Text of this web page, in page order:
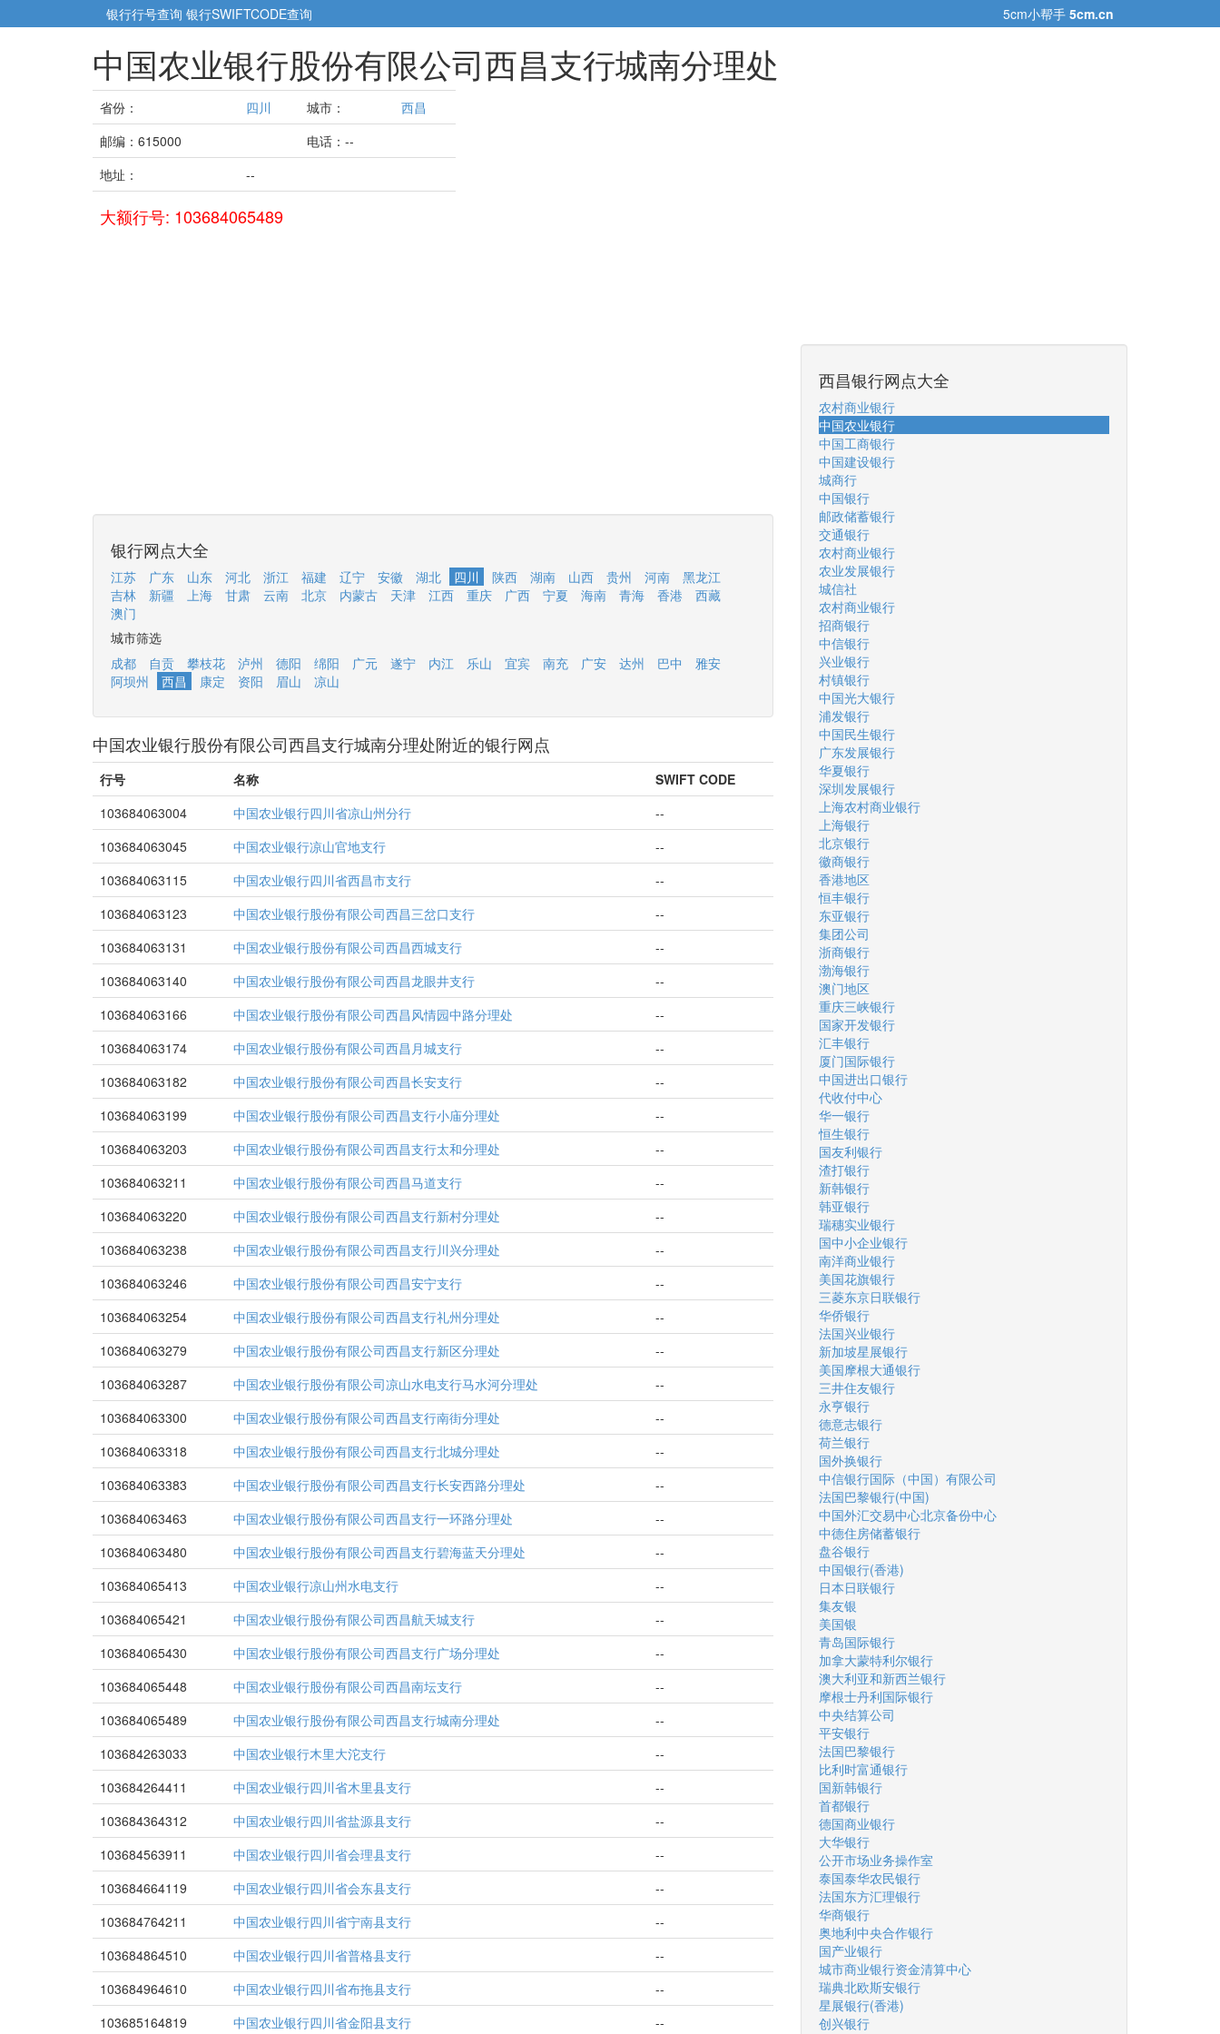
银行行号查询 银行SWIFTCODE查询 5cm小帮手 5cm.cn
中国农业银行股份有限公司西昌支行城南分理处
省份： 四川 城市：
西昌
邮编：615000
电话：--
地址：
--
大额行号: 103684065489
银行网点大全
江苏 广东 山东 河北 浙江 福建 辽宁 安徽 湖北 四川 陕西 湖南 山西 贵州 河南
黑龙江
吉林
新疆 上海 甘肃 云南 北京 内蒙古 天津 江西 重庆 广西 宁夏 海南 青海 香港
西藏
澳门
城市筛选
成都
自贡 攀枝花 泸州 德阳 绵阳 广元 遂宁 内江 乐山 宜宾 南充 广安 达州 巴中
雅安
阿坝州
西昌 康定 资阳 眉山 凉山
中国农业银行股份有限公司西昌支行城南分理处附近的银行网点
行号 名称
SWIFT CODE
103684063004
中国农业银行四川省凉山州分行
--
103684063045
中国农业银行凉山官地支行
--
103684063115
中国农业银行四川省西昌市支行
--
103684063123
中国农业银行股份有限公司西昌三岔口支行
--
103684063131
中国农业银行股份有限公司西昌西城支行
--
103684063140
中国农业银行股份有限公司西昌龙眼井支行
--
103684063166
中国农业银行股份有限公司西昌风情园中路分理处
--
103684063174
中国农业银行股份有限公司西昌月城支行
--
103684063182
中国农业银行股份有限公司西昌长安支行
--
103684063199
中国农业银行股份有限公司西昌支行小庙分理处
--
103684063203
中国农业银行股份有限公司西昌支行太和分理处
--
103684063211
中国农业银行股份有限公司西昌马道支行
--
103684063220
中国农业银行股份有限公司西昌支行新村分理处
--
103684063238
中国农业银行股份有限公司西昌支行川兴分理处
--
103684063246
中国农业银行股份有限公司西昌安宁支行
--
103684063254
中国农业银行股份有限公司西昌支行礼州分理处
--
103684063279
中国农业银行股份有限公司西昌支行新区分理处
--
103684063287
中国农业银行股份有限公司凉山水电支行马水河分理处
--
103684063300
中国农业银行股份有限公司西昌支行南街分理处
--
103684063318
中国农业银行股份有限公司西昌支行北城分理处
--
103684063383
中国农业银行股份有限公司西昌支行长安西路分理处
--
103684063463
中国农业银行股份有限公司西昌支行一环路分理处
--
103684063480
中国农业银行股份有限公司西昌支行碧海蓝天分理处
--
103684065413
中国农业银行凉山州水电支行
--
103684065421
中国农业银行股份有限公司西昌航天城支行
--
103684065430
中国农业银行股份有限公司西昌支行广场分理处
--
103684065448
中国农业银行股份有限公司西昌南坛支行
--
103684065489
中国农业银行股份有限公司西昌支行城南分理处
--
103684263033
中国农业银行木里大沱支行
--
103684264411
中国农业银行四川省木里县支行
--
103684364312
中国农业银行四川省盐源县支行
--
103684563911
中国农业银行四川省会理县支行
--
103684664119
中国农业银行四川省会东县支行
--
103684764211
中国农业银行四川省宁南县支行
--
103684864510
中国农业银行四川省普格县支行
--
103684964610
中国农业银行四川省布拖县支行
--
103685164819
中国农业银行四川省金阳县支行
--
西昌银行网点大全
农村商业银行
中国农业银行
中国工商银行
中国建设银行
城商行
中国银行
邮政储蓄银行
交通银行
农村商业银行
农业发展银行
城信社
农村商业银行
招商银行
中信银行
兴业银行
村镇银行
中国光大银行
浦发银行
中国民生银行
广东发展银行
华夏银行
深圳发展银行
上海农村商业银行
上海银行
北京银行
徽商银行
香港地区
恒丰银行
东亚银行
集团公司
浙商银行
渤海银行
澳门地区
重庆三峡银行
国家开发银行
汇丰银行
厦门国际银行
中国进出口银行
代收付中心
华一银行
恒生银行
国友利银行
渣打银行
新韩银行
韩亚银行
瑞穗实业银行
国中小企业银行
南洋商业银行
美国花旗银行
三菱东京日联银行
华侨银行
法国兴业银行
新加坡星展银行
美国摩根大通银行
三井住友银行
永亨银行
德意志银行
荷兰银行
国外换银行
中信银行国际（中国）有限公司
法国巴黎银行(中国)
中国外汇交易中心北京备份中心
中德住房储蓄银行
盘谷银行
中国银行(香港)
日本日联银行
集友银
美国银
青岛国际银行
加拿大蒙特利尔银行
澳大利亚和新西兰银行
摩根士丹利国际银行
中央结算公司
平安银行
法国巴黎银行
比利时富通银行
国新韩银行
首都银行
德国商业银行
大华银行
公开市场业务操作室
泰国泰华农民银行
法国东方汇理银行
华商银行
奥地利中央合作银行
国产业银行
城市商业银行资金清算中心
瑞典北欧斯安银行
星展银行(香港)
创兴银行